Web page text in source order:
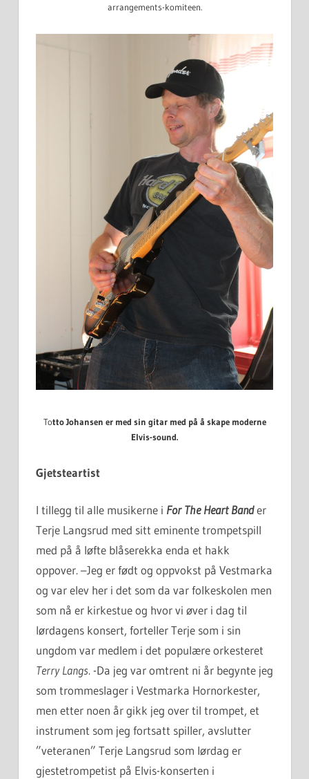
arrangements-komiteen.
Totto Johansen er med sin gitar med på å skape moderne
Elvis-sound.
Gjetsteartist
I tillegg til alle musikerne i For The Heart Bander
Terje Langsrud med sitt eminente trompetspill
med på å løfte blåserekka enda et hakk
oppover. –Jeg er født og oppvokst på Vestmarka
og var elev her i det som da var folkeskolen men
som nå er kirkestue og hvor vi øver i dag til
lørdagens konsert, forteller Terje som i sin
ungdom var medlem i det populære orkesteret
Terry Langs. -Da jeg var omtrent ni år begynte jeg
som trommeslager i Vestmarka Hornorkester,
men etter noen år gikk jeg over til trompet, et
instrument som jeg fortsatt spiller, avslutter
”veteranen” Terje Langsrud som lørdag er
gjestetrompetist på Elvis-konserten i